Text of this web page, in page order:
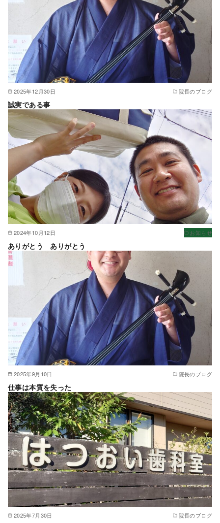
2025年12月30日 院長のブログ
誠実である事
2024年10月12日 お知らせ
ありがとう ありがとう
2025年9月10日 院長のブログ
仕事は本質を失った
2025年7月30日 院長のブログ